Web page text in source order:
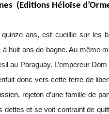
(Editions Héloïse
ans, est cueillie sur les
huit ans de bagne. Au même
au Paraguay. L’empereur
donc vers cette terre de
rejeton d’une famille de
dettes et se voit contraint de